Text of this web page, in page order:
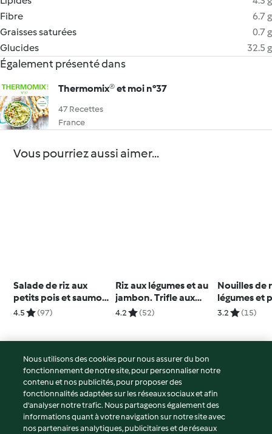
Fibre
6.7 g
Graisses saturées
0.7 g
Glucides
32.5 g
Également présenté dans
Thermomix® et moi n°37
47 Recettes
France
Vous pourriez aussi aimer...
Salade de riz aux
petits pois et saumon
mi-cuit
4.5 (97)
Riz aux légumes et au
jambon. Trifle aux
noix et aux raisins
4.2 (52)
Nouilles de
légumes et
3.2 (15)
© Copyright 2026
Conditions d'utilisation
Politique de confidentialité
Non-responsabilité
Nous utilisons des cookies pour nous assurer du bon
fonctionnement de notre site, pour personnaliser notre
contenu et nos publicités, pour proposer des
fonctionnalités adaptées sur les réseaux sociaux et afin
d’analyser notre trafic. Nous partageons également des
informations quant à votre navigation sur notre site avec
nos partenaires analytiques, publicitaires et de réseaux